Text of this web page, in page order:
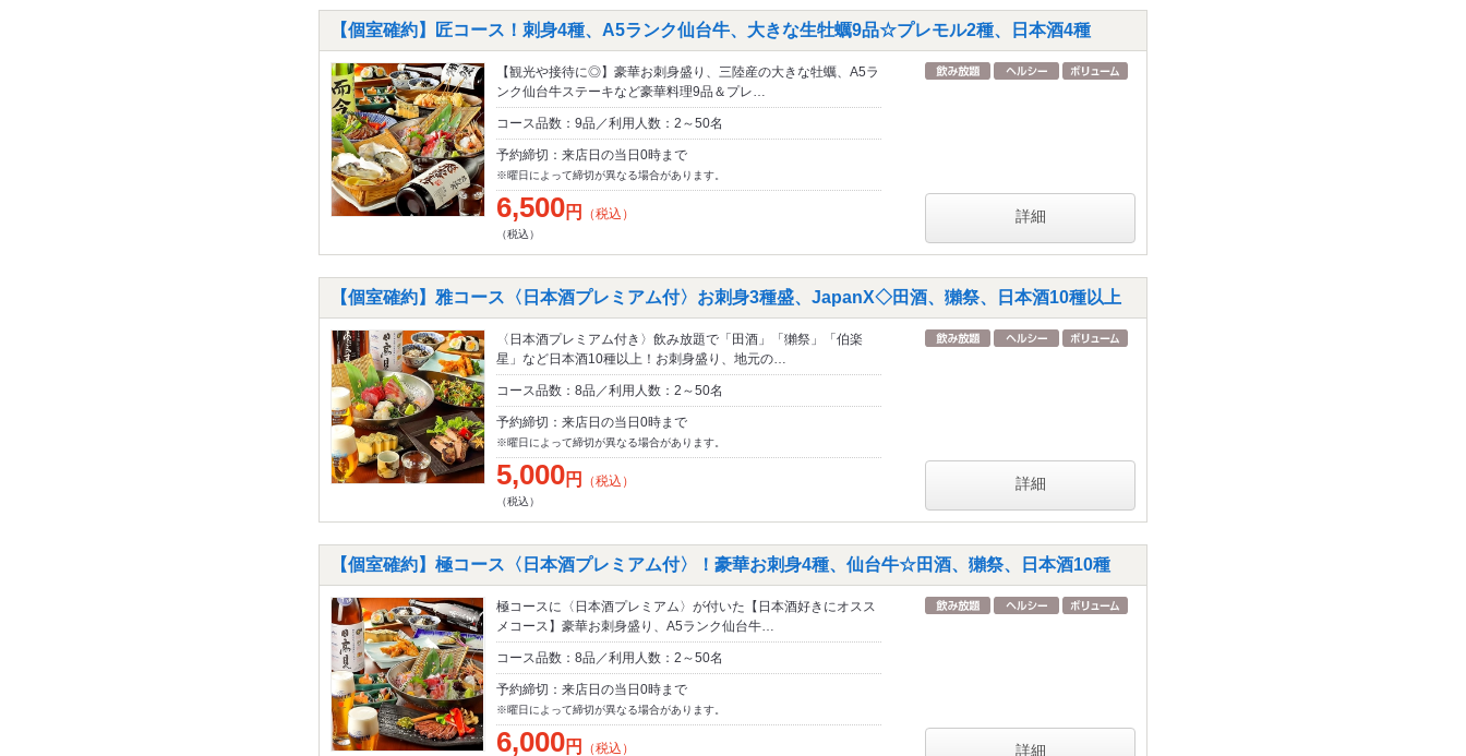
【個室確約】匠コース！刺身4種、A5ランク仙台牛、大きな生牡蠣9品☆プレモル2種、日本酒4種
【観光や接待に◎】豪華お刺身盛り、三陸産の大きな牡蠣、A5ラ
ンク仙台牛ステーキなど豪華料理9品＆プレ…
コース品数：9品／利用人数：2～50名
予約締切：来店日の当日0時まで
※曜日によって締切が異なる場合があります。
6,500円 （税込）
（税込）
詳細
【個室確約】雅コース〈日本酒プレミアム付〉お刺身3種盛、JapanX◇田酒、獺祭、日本酒10種以上
〈日本酒プレミアム付き〉飲み放題で「田酒」「獺祭」「伯楽
星」など日本酒10種以上！お刺身盛り、地元の…
コース品数：8品／利用人数：2～50名
予約締切：来店日の当日0時まで
※曜日によって締切が異なる場合があります。
5,000円 （税込）
（税込）
詳細
【個室確約】極コース〈日本酒プレミアム付〉！豪華お刺身4種、仙台牛☆田酒、獺祭、日本酒10種
極コースに〈日本酒プレミアム〉が付いた【日本酒好きにオスス
メコース】豪華お刺身盛り、A5ランク仙台牛…
コース品数：8品／利用人数：2～50名
予約締切：来店日の当日0時まで
※曜日によって締切が異なる場合があります。
6,000円 （税込） 詳細